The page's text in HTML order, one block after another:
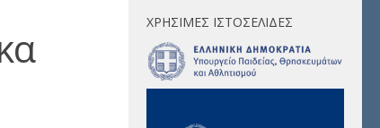
ΧΡΉΣΙΜΕΣ ΙΣΤΟΣΕΛΊΔΕΣ